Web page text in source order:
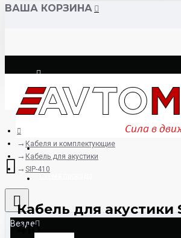
ВАША КОРЗИНА
Логин
Регистрация
8925-507-78-06
Везде
Кабеля и комплектующие
Кабель для акустики
SIP-410
Кабель для акустики
410